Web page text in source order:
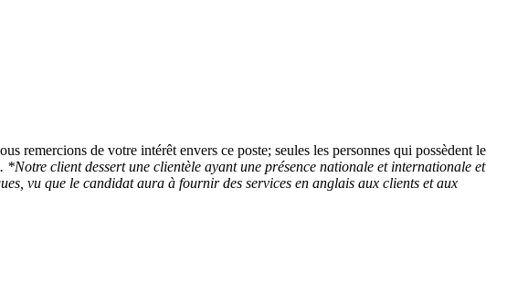
remercions de votre intérêt envers ce poste; seules les personnes qui possèdent le
*Notre client dessert une clientèle ayant une présence nationale et internationale et
vu que le candidat aura à fournir des services en anglais aux clients et aux